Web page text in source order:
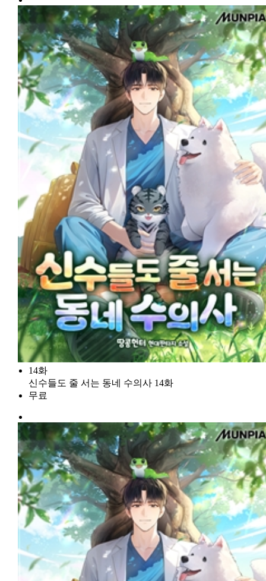
14화
신수들도 줄 서는 동네 수의사 14화
무료